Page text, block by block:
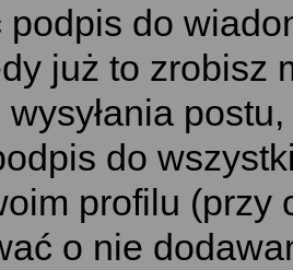
podpis do
już to zrobisz
do
profilu (przy
o nie